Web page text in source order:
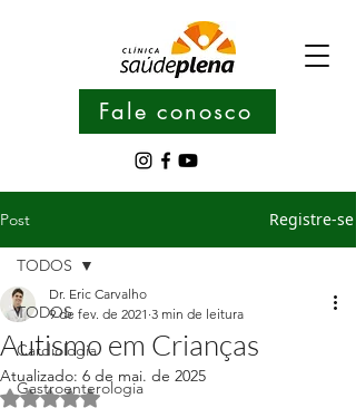
Fale conosco
Post Registre-se
TODOS
Cardiologia
Gastroenterologia
TODOS
Autismo em Crianças
Dr. Eric Carvalho
9 de fev. de 2021 3 min de leitura
Atualizado: 6 de mai. de 2025
Avaliado com NaN de 5 estrelas.